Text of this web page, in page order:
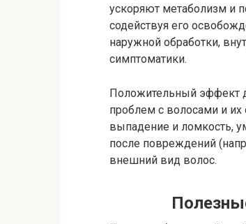
ускоряют метаболизм и
содействуя его
наружной обработки,
симптоматики.
Положительный эффект
проблем с волосами и их
выпадение и ломкость,
после повреждений
внешний вид волос.